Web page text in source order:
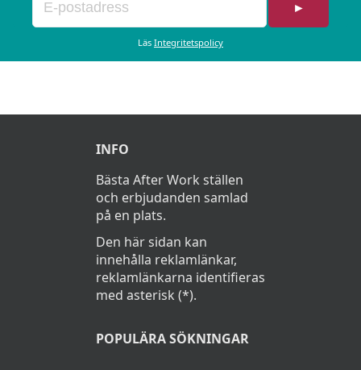
►
Läs Integritetspolicy
INFO
Bästa After Work ställen
och erbjudanden samlad
på en plats.
Den här sidan kan
innehålla reklamlänkar,
reklamlänkarna identifieras
med asterisk (*).
POPULÄRA SÖKNINGAR